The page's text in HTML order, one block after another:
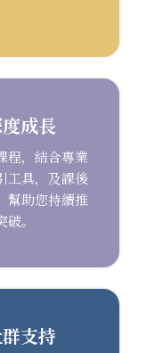
成長
程，結合專業
工具，及課後
幫助您持續推
。
支持